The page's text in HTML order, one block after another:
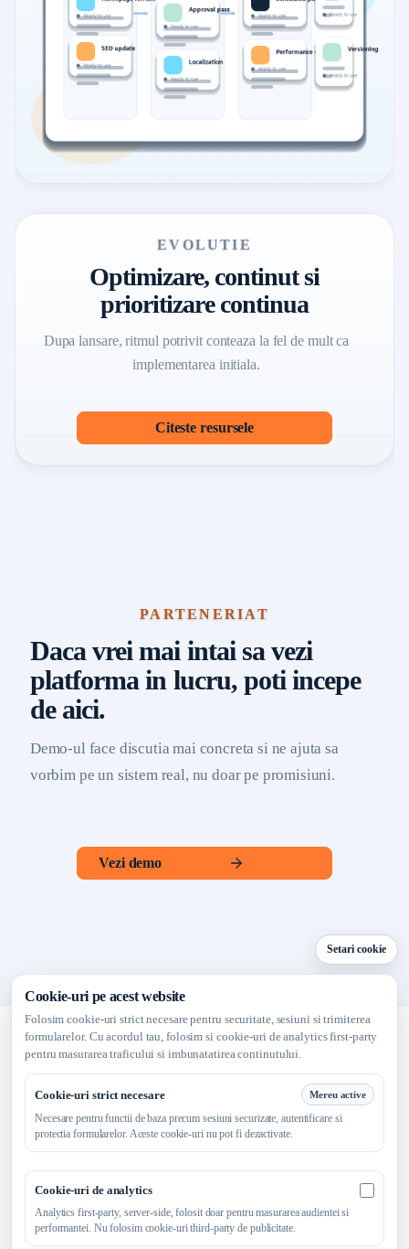
EVOLUTIE
Optimizare, continut si
prioritizare continua
Dupa lansare, ritmul potrivit conteaza la fel de mult ca
implementarea initiala.
Citeste resursele
PARTENERIAT
Daca vrei mai intai sa vezi
platforma in lucru, poti incepe
de aici.
Demo-ul face discutia mai concreta si ne ajuta sa
vorbim pe un sistem real, nu doar pe promisiuni.
Vezi demo
Launch faster. Sell smarter.
Platforma Pentru antreprenori Vizibilitate online
Resurse Blog Despre Contact
Politica de confidentialitate Politica de cookie-uri
Setari cookie
Cookie-uri pe acest website
Folosim cookie-uri strict necesare pentru securitate, sesiuni si trimiterea
formularelor. Cu acordul tau, folosim si cookie-uri de analytics first-party
pentru masurarea traficului si imbunatatirea continutului.
Cookie-uri strict necesare Mereu active
Necesare pentru functii de baza precum sesiuni securizate, autentificare si
protectia formularelor. Aceste cookie-uri nu pot fi dezactivate.
Cookie-uri de analytics
Cookie-
Analytics first-party, server-side, folosit doar pentru masurarea audientei si
performantei. Nu folosim cookie-uri third-party de publicitate.